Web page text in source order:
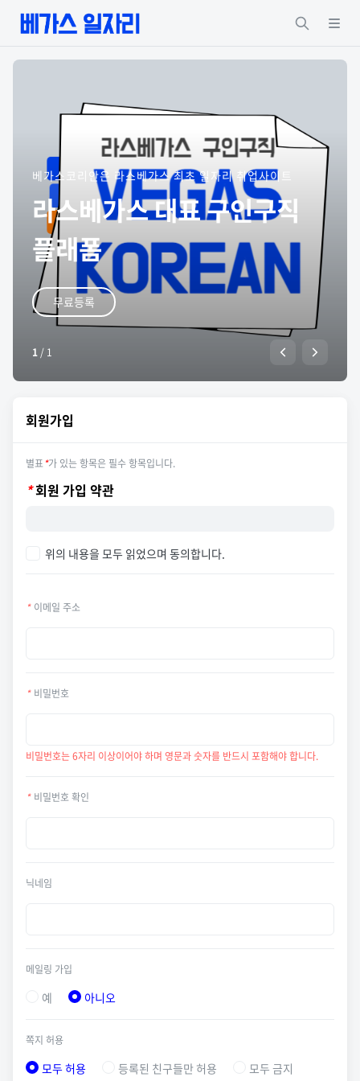
베가스코리안은 라스베가스 최초 일자리 취업사이트
라스베가스 대표 구인구직
플래폼
무료등록
1 / 1
회원가입
별표 *가 있는 항목은 필수 항목입니다.
*회원 가입 약관
위의 내용을 모두 읽었으며 동의합니다.
* 이메일 주소
* 비밀번호
비밀번호는 6자리 이상이어야 하며 영문과 숫자를 반드시 포함해야 합니다.
* 비밀번호 확인
닉네임
메일링 가입
예 아니오
쪽지 허용
모두 허용 등록된 친구들만 허용 모두 금지